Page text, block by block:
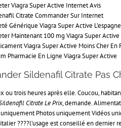
Viagra Super Active Internet Avis
Citrate Commander Sur Internet
Générique Viagra Super Active L’espagne
Maintenant 100 mg Viagra Super Active
Viagra Super Active Moins Cher En
Pharmacie En Ligne Viagra Super Active
Sildenafil Citrate Pas
ou trois heures après elle. Coucou,
Citrate Le Prix, demande.
uniquement Photos uniquement Vidéos
????l’usage est conseillé en dernier